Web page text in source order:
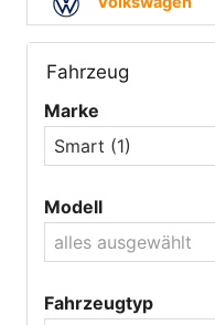
Fahrzeug
Marke
Smart (1)
Modell
alles ausgewählt
Fahrzeugtyp